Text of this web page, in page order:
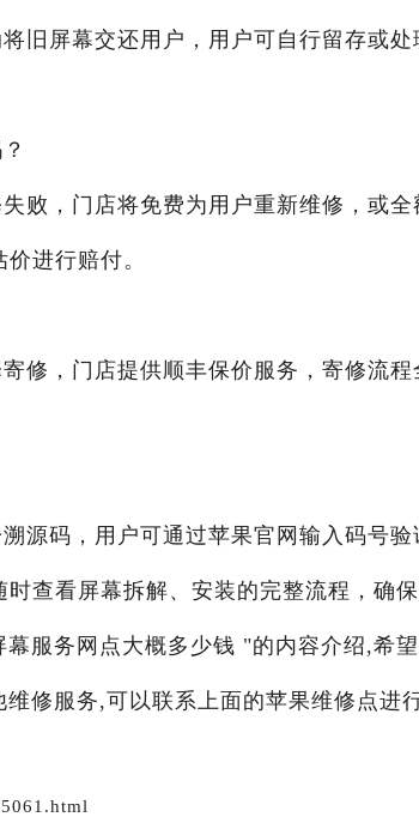
旧屏幕交还用户，用户可自行留存或处
败，门店将免费为用户重新维修，或全
进行赔付。
修，门店提供顺丰保价服务，寄修流
源码，用户可通过苹果官网输入码号验
查看屏幕拆解、安装的完整流程，确保
服务网点大概多少钱 "的内容介绍,希
修服务,可以联系上面的苹果维修点进